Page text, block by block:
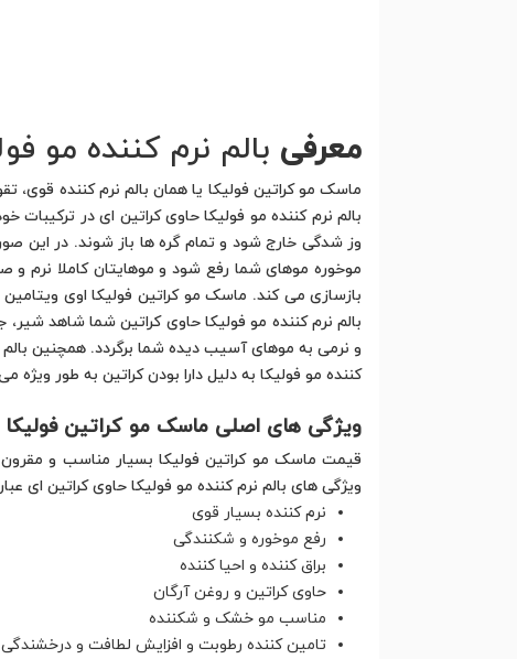
معرفی بالم نرم کننده مو
ماسک مو کراتین فولیکا یا همان بالم نرم کننده
بالم نرم کننده مو فولیکا حاوی کراتین ای در
وز شدگی خارج شود و تمام گره ها باز شوند. در این
موخوره موهای شما رفع شود و موهایتان کاملا
بالم نرم کننده مو فولیکا حاوی کراتین شما شاهد
و نرمی به موهای آسیب دیده شما برگردد. همچنین بالم
کننده مو فولیکا به دلیل دارا بودن کراتین به طور
ویژگی های اصلی ماسک مو کراتین فولیکا
قیمت ماسک مو کراتین فولیکا بسیار مناسب و مقرون
ویژگی های بالم نرم کننده مو فولیکا حاوی کراتین ای
نرم کننده بسیار قوی
رفع موخوره و شکنندگی
براق کننده و احیا کننده
حاوی کراتین و روغن آرگان
مناسب مو خشک و شکننده
تامین کننده رطوبت و افزایش لطافت و